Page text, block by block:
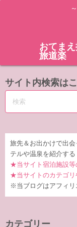
ス
ッ
おてま
旅道楽
サイト内検索は
旅先＆お出かけで出
テルや温泉を紹介する
★当サイト宿泊施設
★当サイトのカテゴ
※当ブログはアフィリ
カテゴリー